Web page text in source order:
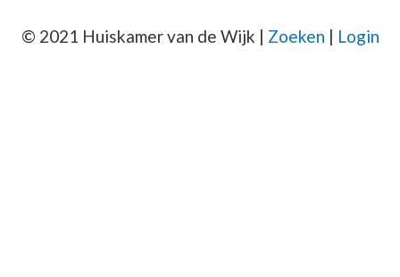
© 2021 Huiskamer van de Wijk | Zoeken | Login